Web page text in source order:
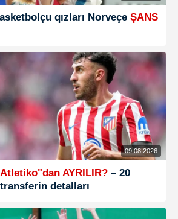
qızları Norveçə ŞANS
09.08.2026
AYRILIR? – 20
detalları